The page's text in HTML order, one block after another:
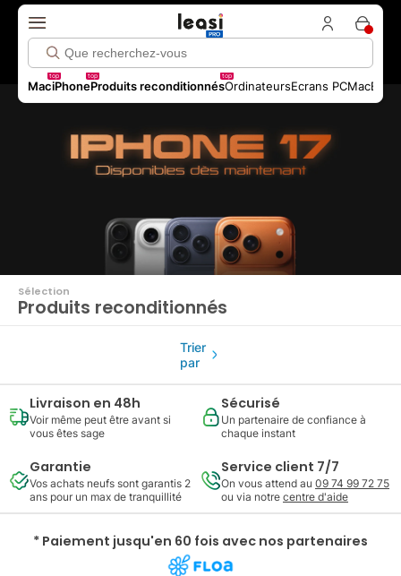
Mac
top
iPhone
top
Produits reconditionnés
top
OrdinateursEcrans PCMacBook
Sélection
Produits reconditionnés
Trier
par
Livraison en 48h
Voir même peut être avant si
vous êtes sage
Sécurisé
Un partenaire de confiance à
chaque instant
Garantie
Vos achats neufs sont garantis 2
ans pour un max de tranquillité
Service client 7/7
On vous attend au 09 74 99 72 75
ou via notre centre d'aide
* Paiement jusqu'en 60 fois avec nos partenaires